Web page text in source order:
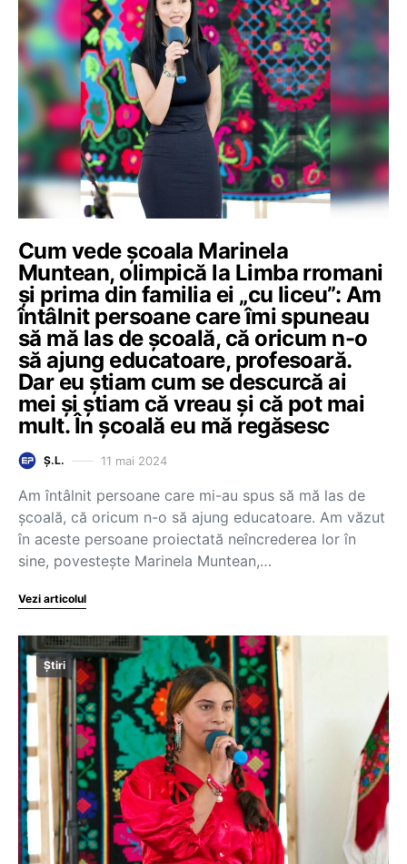
Cum vede școala Marinela
Muntean, olimpică la Limba rromani
și prima din familia ei „cu liceu”: Am
întâlnit persoane care îmi spuneau
să mă las de școală, că oricum n-o
să ajung educatoare, profesoară.
Dar eu știam cum se descurcă ai
mei și știam că vreau și că pot mai
mult. În școală eu mă regăsesc
Ș.L. 11 mai 2024
Am întâlnit persoane care mi-au spus să mă las de
școală, că oricum n-o să ajung educatoare. Am văzut
în aceste persoane proiectată neîncrederea lor în
sine, povestește Marinela Muntean,…
Vezi articolul
Știri